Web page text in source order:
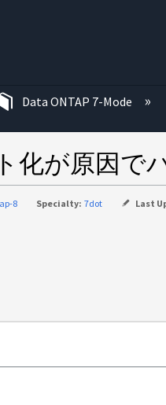
Data ONTAP 7-Mode
化が原因
8 Specialty: 7dot Last